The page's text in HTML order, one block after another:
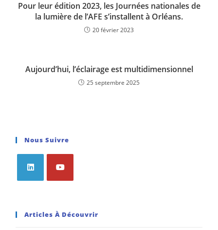
Pour leur édition 2023, les Journées nationales de
la lumière de l’AFE s’installent à Orléans.
20 février 2023
Aujourd’hui, l’éclairage est multidimensionnel
25 septembre 2025
Nous Suivre
Articles À Découvrir